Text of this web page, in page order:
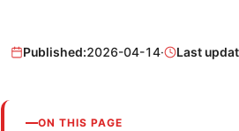
Published:2026-04-14· Last
ON THIS PAGE